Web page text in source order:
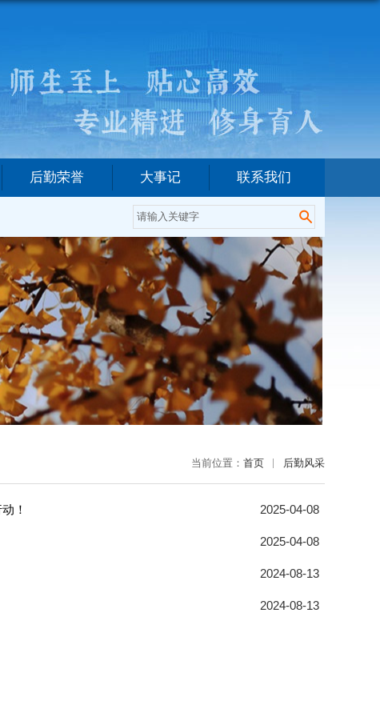
后勤荣誉 大事记 联系我们
当前位置： 首页 后勤风采
！ 2025-04-08
2025-04-08
2024-08-13
2024-08-13